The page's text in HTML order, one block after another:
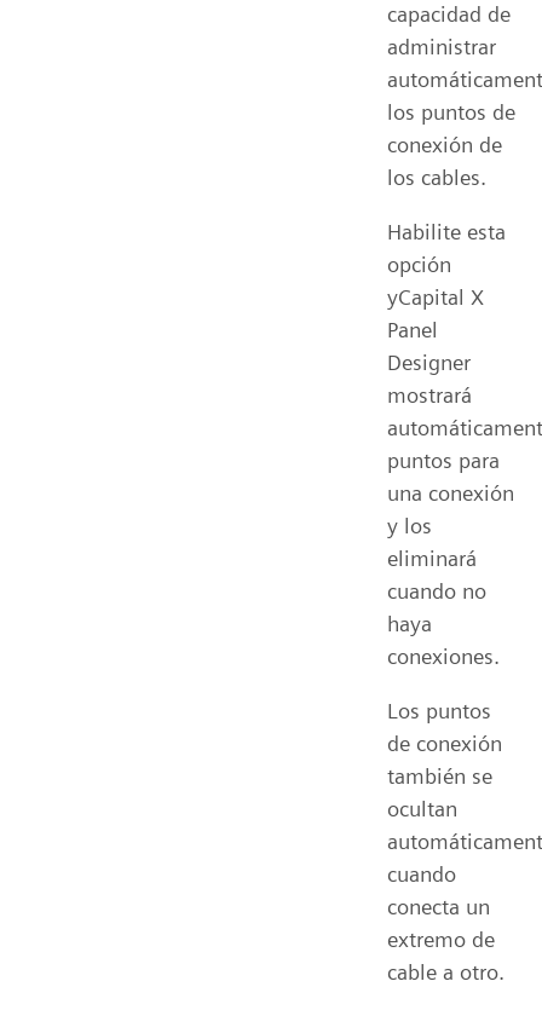
capacidad de
administrar
los puntos de
conexión de
los cables.
Habilite esta
opción
yCapital X
Panel
Designer
mostrará
puntos para
una conexión
y los
eliminará
cuando no
haya
conexiones.
Los puntos
de conexión
también se
ocultan
cuando
conecta un
extremo de
cable a otro.